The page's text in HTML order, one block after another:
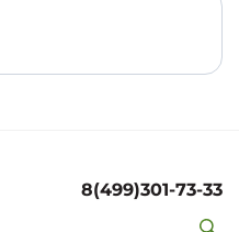
8(499)301-73-33